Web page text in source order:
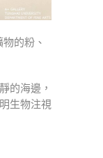
的粉、
的海邊，
生物注視